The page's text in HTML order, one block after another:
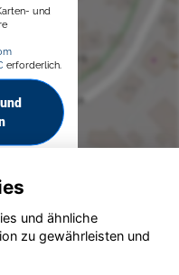
und
erforderlich.
2020 - 2026
und ähnliche
zu gewährleisten und